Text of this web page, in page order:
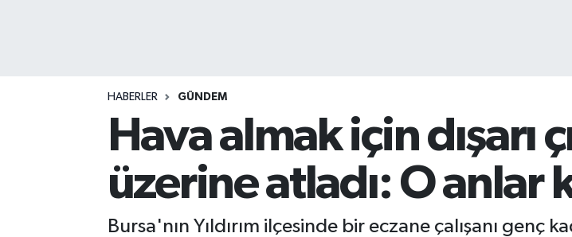
HABERLER GÜNDEM
Hava almak için dışarı
üzerine atladı: O anlar
Bursa'nın Yıldırım ilçesinde bir eczane çalışanı genç